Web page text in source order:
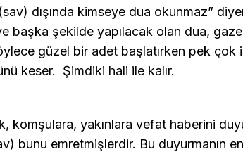
dışında kimseye dua okunmaz”
başka şekilde yapılacak olan dua,
güzel bir adet başlatırken pek çok
keser. Şimdiki hali ile kalır.
komşulara, yakınlara vefat haberini
bunu emretmişlerdir. Bu duyurmanın